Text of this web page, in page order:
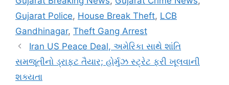
Gujarat Police, House Break Theft, LCB
Gandhinagar, Theft Gang Arrest
Iran US Peace Deal, અમેરિકા સાથે શાંતિ
સમજૂતીનો ડ્રાફ્ટ તૈયાર; હોર્મુઝ સ્ટ્રેટ ફરી ખૂલવાની
શક્યતા